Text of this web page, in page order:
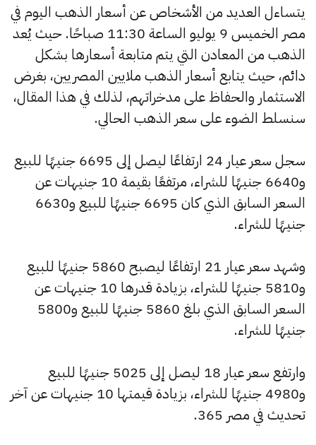
يتساءل العديد من الأشخاص عن أسعار الذهب اليوم في
مصر الخميس 9 يوليو الساعة 11:30 صباحًا. حيث يُعد
الذهب من المعادن التي يتم متابعة أسعارها بشكل
دائم، حيث يتابع أسعار الذهب ملايين المصريين، بغرض
الاستثمار والحفاظ على مدخراتهم، لذلك في هذا المقال،
سنسلط الضوء على سعر الذهب الحالي.
سجل سعر عيار 24 ارتفاعًا ليصل إلى 6695 جنيهًا للبيع
و6640 جنيهًا للشراء، مرتفعًا بقيمة 10 جنيهات عن
السعر السابق الذي كان 6695 جنيهًا للبيع و6630
جنيهًا للشراء.
وشهد سعر عيار 21 ارتفاعًا ليصبح 5860 جنيهًا للبيع
و5810 جنيهًا للشراء، بزيادة قدرها 10 جنيهات عن
السعر السابق الذي بلغ 5860 جنيهًا للبيع و5800
جنيهًا للشراء.
وارتفع سعر عيار 18 ليصل إلى 5025 جنيهًا للبيع
و4980 جنيهًا للشراء، بزيادة قيمتها 10 جنيهات عن آخر
تحديث في مصر 365.